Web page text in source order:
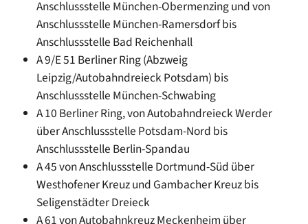
Anschlussstelle München-Obermenzing und von
Anschlussstelle München-Ramersdorf bis
Anschlussstelle Bad Reichenhall
A 9/E 51 Berliner Ring (Abzweig
Leipzig/Autobahndreieck Potsdam) bis
Anschlussstelle München-Schwabing
A 10 Berliner Ring, von Autobahndreieck Werder
über Anschlussstelle Potsdam-Nord bis
Anschlussstelle Berlin-Spandau
A 45 von Anschlussstelle Dortmund-Süd über
Westhofener Kreuz und Gambacher Kreuz bis
Seligenstädter Dreieck
A 61 von Autobahnkreuz Meckenheim über